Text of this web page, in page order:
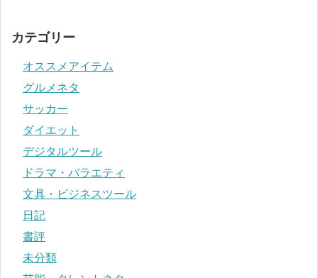
カテゴリー
オススメアイテム
グルメネタ
サッカー
ダイエット
デジタルツール
ドラマ・バラエティ
文具・ビジネスツール
日記
書評
未分類